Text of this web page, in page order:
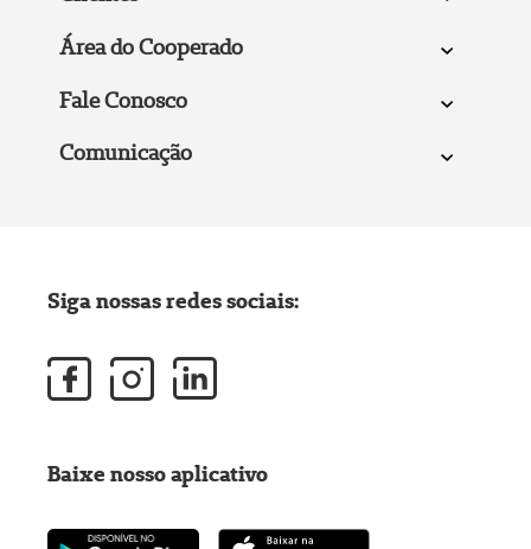
Área do Cooperado
Fale Conosco
Comunicação
Siga nossas redes sociais:
Baixe nosso aplicativo